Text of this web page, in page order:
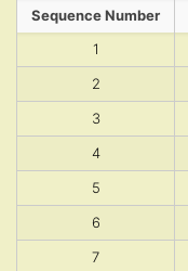
Sequence Number
1
2
3
4
5
6
7